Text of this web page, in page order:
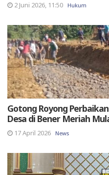
2 Juni 2026, 11:50 Hukum
Gotong Royong
Desa di Bener Meriah
17 April 2026 News